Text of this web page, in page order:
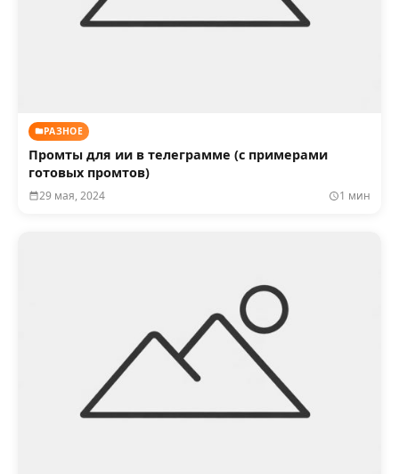
РАЗНОЕ
Промты для ии в телеграмме (с примерами
готовых промтов)
29 мая, 2024 1 мин